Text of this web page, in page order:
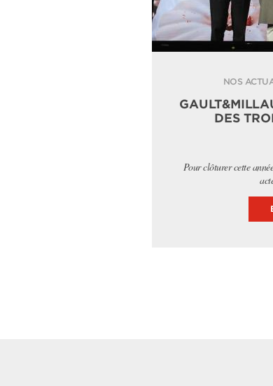
NOS
DES
Pour clôturer cette